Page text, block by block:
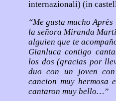
“Me gusta mucho Après la classe, tienen ritmo y creatividad,
la señora Miranda Martino canta muy bien, me
alguien que te acompaño en una dulcicima cancion … luego
Gianluca contigo cantando el tango estubieron buenisimo
los dos (gracias por llevar el tango a tu programa) … y un
duo con un joven con guitarra tambien muy linda una
cancion muy hermosa en ingles (no le ce el
cantaron muy bello…”